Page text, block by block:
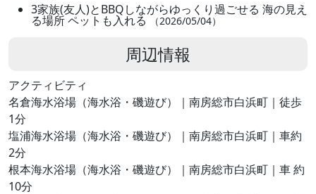
3家族(友人)とBBQしながらゆっくり過ごせる 海の見え
る場所 ペットも入れる （2026/05/04）
周辺情報
アクティビティ
名倉海水浴場（海水浴・磯遊び）｜南房総市白浜町｜徒歩
1分
塩浦海水浴場（海水浴・磯遊び）｜南房総市白浜町｜車約
2分
根本海水浴場（海水浴・磯遊び）｜南房総市白浜町｜車 約
10分